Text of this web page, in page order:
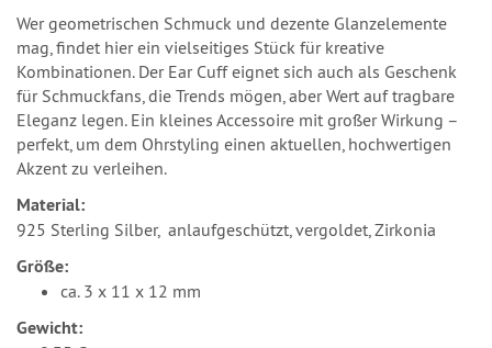
Wer geometrischen Schmuck und dezente Glanzelemente
mag, findet hier ein vielseitiges Stück für kreative
Kombinationen. Der Ear Cuff eignet sich auch als Geschenk
für Schmuckfans, die Trends mögen, aber Wert auf tragbare
Eleganz legen. Ein kleines Accessoire mit großer Wirkung –
perfekt, um dem Ohrstyling einen aktuellen, hochwertigen
Akzent zu verleihen.
Material:
925 Sterling Silber, anlaufgeschützt, vergoldet, Zirkonia
Größe:
ca. 3 x 11 x 12 mm
Gewicht: